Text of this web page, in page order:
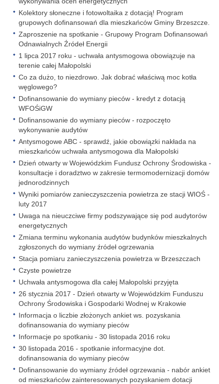
Kolektory słoneczne i fotowoltaika z dotacją! Program
grupowych dofinansowań dla mieszkańców Gminy Brzeszcze.
Zaproszenie na spotkanie - Grupowy Program Dofinansowań
Odnawialnych Źródeł Energii
1 lipca 2017 roku - uchwała antysmogowa obowiązuje na
terenie całej Małopolski
Co za dużo, to niezdrowo. Jak dobrać właściwą moc kotła
węglowego?
Dofinansowanie do wymiany pieców - kredyt z dotacją
WFOŚiGW
Dofinansowanie do wymiany pieców - rozpoczęto
wykonywanie audytów
Antysmogowe ABC - sprawdź, jakie obowiązki nakłada na
mieszkańców uchwała antysmogowa dla Małopolski
Dzień otwarty w Wojewódzkim Fundusz Ochrony Środowiska -
konsultacje i doradztwo w zakresie termomodernizacji domów
jednorodzinnych
Wyniki pomiarów zanieczyszczenia powietrza ze stacji WIOŚ -
luty 2017
Uwaga na nieuczciwe firmy podszywające się pod audytorów
energetycznych
Zmiana terminu wykonania audytów budynków mieszkalnych
zgłoszonych do wymiany źródeł ogrzewania
Stacja pomiaru zanieczyszczenia powietrza w Brzeszczach
Czyste powietrze
Uchwała antysmogowa dla całej Małopolski przyjęta
26 stycznia 2017 - Dzień otwarty w Wojewódzkim Funduszu
Ochrony Środowiska i Gospodarki Wodnej w Krakowie
Informacja o liczbie złożonych ankiet ws. pozyskania
dofinansowania do wymiany pieców
Informacje po spotkaniu - 30 listopada 2016 roku
30 listopada 2016 - spotkanie informacyjne dot.
dofinansowania do wymiany pieców
Dofinansowanie do wymiany źródeł ogrzewania - nabór ankiet
od mieszkańców zainteresowanych pozyskaniem dotacji